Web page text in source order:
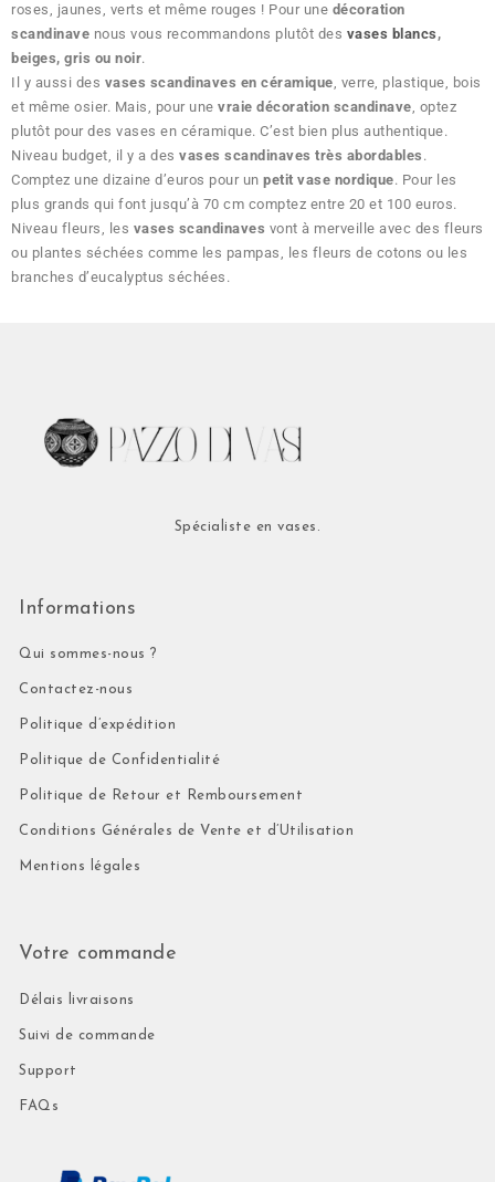
roses, jaunes, verts et même rouges ! Pour une décoration
scandinave nous vous recommandons plutôt des vases blancs ,
beiges, gris ou noir.
Il y aussi des vases scandinaves en céramique, verre, plastique, bois
et même osier. Mais, pour une vraie décoration scandinave, optez
plutôt pour des vases en céramique. C’est bien plus authentique.
Niveau budget, il y a des vases scandinaves très abordables .
Comptez une dizaine d’euros pour un petit vase nordique. Pour les
plus grands qui font jusqu’à 70 cm comptez entre 20 et 100 euros.
Niveau fleurs, les vases scandinaves vont à merveille avec des fleurs
ou plantes séchées comme les pampas, les fleurs de cotons ou les
branches d’eucalyptus séchées.
Spécialiste en vases.
Informations
Qui sommes-nous ?
Contactez-nous
Politique d’expédition
Politique de Confidentialité
Politique de Retour et Remboursement
Conditions Générales de Vente et d’Utilisation
Mentions légales
Votre commande
Délais livraisons
Suivi de commande
Support
FAQs